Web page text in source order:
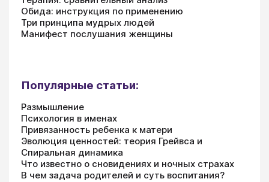
Обида: инструкция по применению
Три принципа мудрых людей
Манифест послушания женщины
Популярные статьи:
Размышление
Психология в именах
Привязанность ребенка к матери
Эволюция ценностей: теория Грейвса и
Спиральная динамика
Что известно о сновидениях и ночных страхах
В чем задача родителей и суть воспитания?